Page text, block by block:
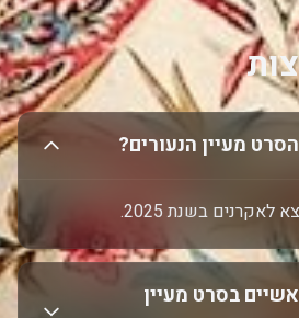
מעיין הנעורים?
בשנת 2025.
בסרט מעיין